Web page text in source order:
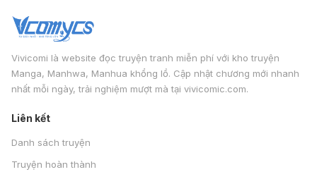
Vivicomi là website đọc truyện tranh miễn phí với kho truyện
Manga, Manhwa, Manhua khổng lồ. Cập nhật chương mới nhanh
nhất mỗi ngày, trải nghiệm mượt mà tại vivicomic.com.
Liên kết
Danh sách truyện
Truyện hoàn thành